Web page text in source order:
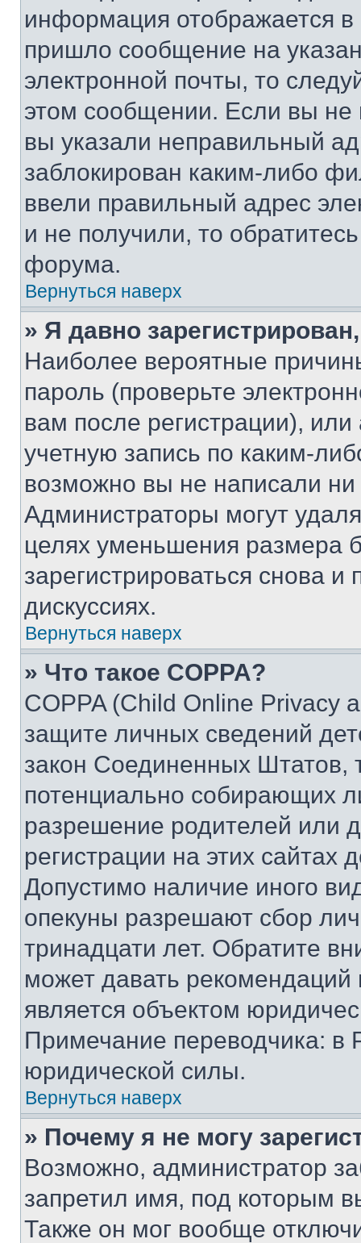
информация отображается
пришло сообщение на
электронной почты, то
этом сообщении. Если вы
вы указали неправильный
заблокирован каким-либо
ввели правильный адрес
и не получили, то
форума.
Вернуться наверх
» Я давно
Наиболее вероятные
пароль (проверьте
вам после регистрации),
учетную запись по каким-
возможно вы не написали
Администраторы могут
целях уменьшения размера
зарегистрироваться снова и
дискуссиях.
Вернуться наверх
» Что такое COPPA?
COPPA (Child Online Privacy
защите личных сведений
закон Соединенных Штатов,
потенциально собирающих
разрешение родителей или
регистрации на этих сайтах
Допустимо наличие иного
опекуны разрешают сбор
тринадцати лет. Обратите
может давать
является объектом
Примечание переводчика: в
юридической силы.
Вернуться наверх
» Почему я не могу
Возможно, администратор
запретил имя, под которым
Также он мог вообще